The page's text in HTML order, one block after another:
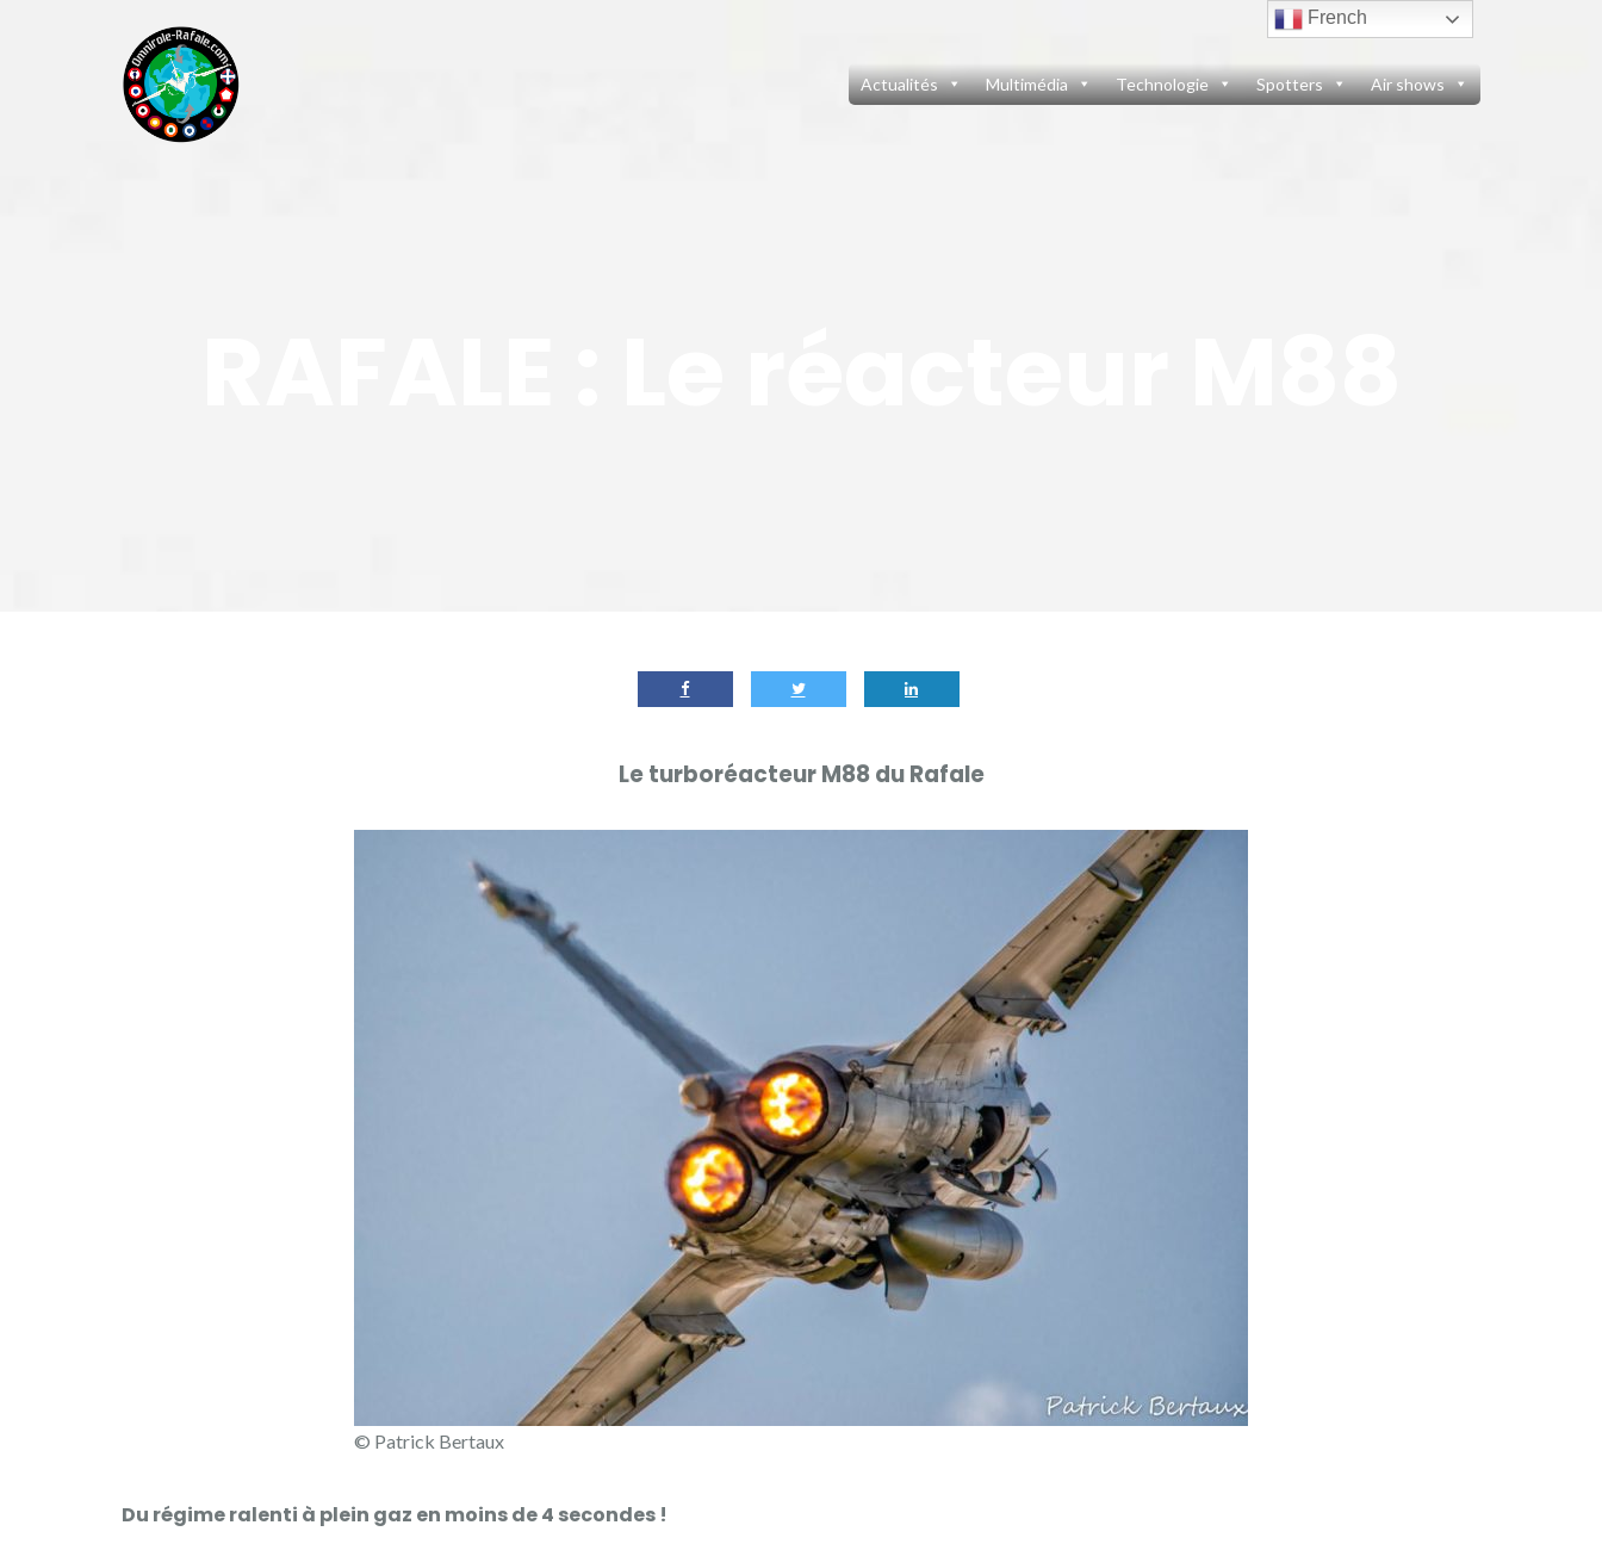
Actualités Multimédia Technologie Spotters Air shows
Le turboréacteur M88 du Rafale
© Patrick Bertaux
Du régime ralenti à plein gaz en moins de 4 secondes !
French